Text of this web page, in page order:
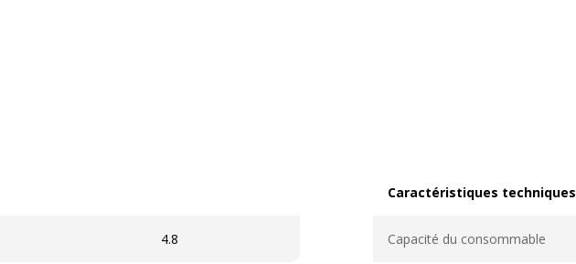
4.8
Caractéristiques techniques
Capacité du consommable